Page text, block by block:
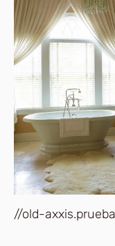
//old-